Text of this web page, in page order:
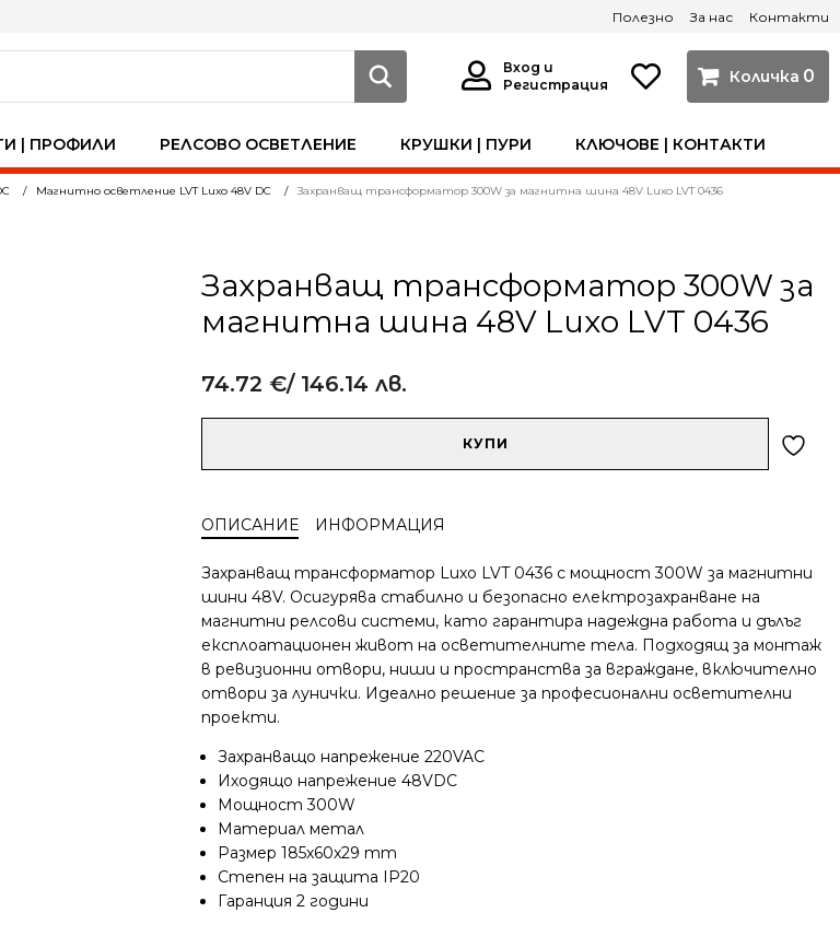
| ПРОФИЛИ РЕЛСОВО ОСВЕТЛЕНИЕ КРУШКИ | ПУРИ КЛЮЧОВЕ | КОНТАКТИ
0
Вход и
Регистрация
Полезно За нас Контакти
Магнитно осветление LVT Luxo 48V DC Захранващ трансформатор 300W за магнитна шина 48V Luxo LVT 0436
Захранващ трансформатор 300W за
магнитна шина 48V Luxo LVT 0436
74.72 €/ 146.14 лв.
300W
магнитна
шина
48V
Luxo
LVT
0436
КУПИ
ОПИСАНИЕ ИНФОРМАЦИЯ
Захранващ трансформатор Luxo LVT 0436 с мощност 300W за магнитни
шини 48V. Осигурява стабилно и безопасно електрозахранване на
магнитни релсови системи, като гарантира надеждна работа и дълъг
експлоатационен живот на осветителните тела. Подходящ за монтаж
в ревизионни отвори, ниши и пространства за вграждане, включително
отвори за лунички. Идеално решение за професионални осветителни
проекти.
Захранващо напрежение 220VAC
Иходящо напрежение 48VDC
Мощност 300W
Материал метал
Размер 185x60x29 mm
Степен на защита IP20
Гаранция 2 години